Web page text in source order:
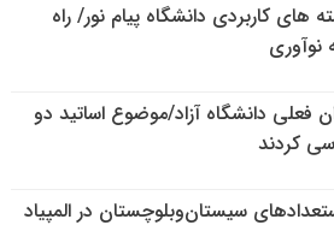
کاربردی دانشگاه پیام نور/ راه
نوآوری
فعلی دانشگاه آزاد/موضوع اساتید دو
کردند
سیستان‌وبلوچستان در المپیاد